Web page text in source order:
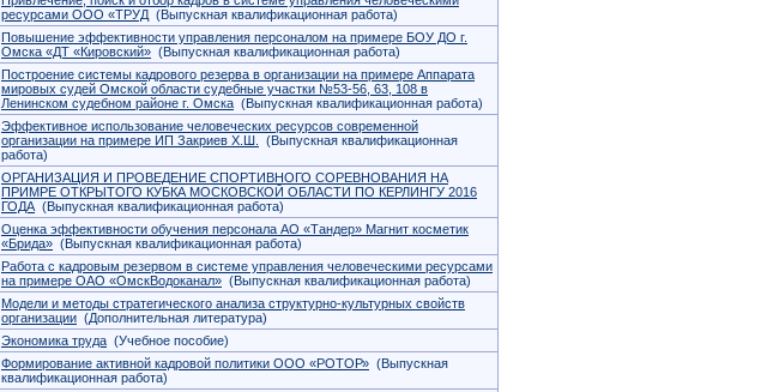
ресурсами ООО «ТРУД (Выпускная квалификационная работа)
Повышение эффективности управления персоналом на примере БОУ ДО г.
Омска «ДТ «Кировский» (Выпускная квалификационная работа)
Построение системы кадрового резерва в организации на примере Аппарата
мировых судей Омской области судебные участки №53-56, 63, 108 в
Ленинском судебном районе г. Омска (Выпускная квалификационная работа)
Эффективное использование человеческих ресурсов современной
организации на примере ИП Закриев Х.Ш.
(Выпускная квалификационная
работа)
ОРГАНИЗАЦИЯ И ПРОВЕДЕНИЕ СПОРТИВНОГО СОРЕВНОВАНИЯ НА
ПРИМРЕ ОТКРЫТОГО КУБКА МОСКОВСКОЙ ОБЛАСТИ ПО КЕРЛИНГУ 2016
ГОДА (Выпускная квалификационная работа)
Оценка эффективности обучения персонала АО «Тандер» Магнит косметик
«Брида» (Выпускная квалификационная работа)
Работа с кадровым резервом в системе управления человеческими ресурсами
на примере ОАО «ОмскВодоканал» (Выпускная квалификационная работа)
Модели и методы стратегического анализа структурно-культурных свойств
организации (Дополнительная литература)
Экономика труда (Учебное пособие)
Формирование активной кадровой политики ООО «РОТОР» (Выпускная
квалификационная работа)